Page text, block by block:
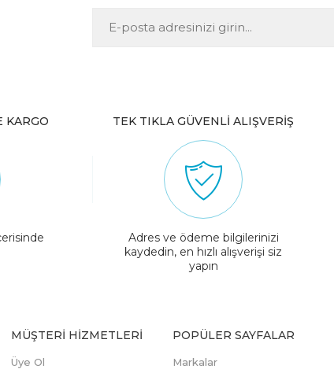
KARGO TEK TIKLA GÜVENLİ ALIŞVERİŞ
Adres ve ödeme bilgilerinizi
kaydedin, en hızlı alışverişi siz
yapın
MÜŞTERI HIZMETLERI
Üye Ol
POPÜLER SAYFALAR
Markalar